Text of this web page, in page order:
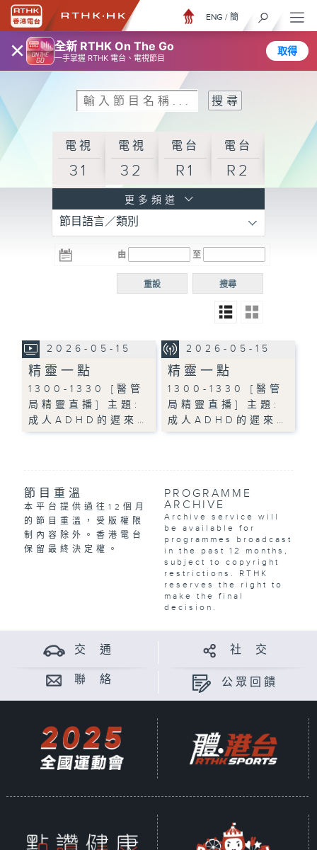
× 全新 RTHK On The Go
一手掌握 RTHK 電台、電視節目
取得
ENG / 簡
電視
31
電視
32
電台
R1
電台
R2
R3
電台 電台
R5
電台
普通
更多頻道
節目語言／類別
由 至
搜尋
重設
2026-05-15
精靈一點
1300-1330 [醫管
局精靈直播] 主題:
成人ADHD的遲來…
2026-05-15
精靈一點
1300-1330 [醫管
局精靈直播] 主題:
成人ADHD的遲來…
節目重溫
本平台提供過往12個月
的節目重溫，受版權限
制內容除外。香港電台
保留最終決定權。
PROGRAMME
ARCHIVE
Archive service will
be available for
programmes broadcast
in the past 12 months,
subject to copyright
restrictions. RTHK
reserves the right to
make the final
decision.
交 通 社 交
聯 絡 公眾回饋